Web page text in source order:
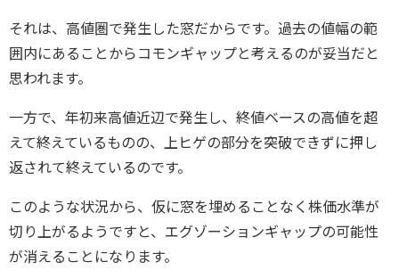
それは、高値圏で発生した窓だからです。過去の値幅の範
囲内にあることからコモンギャップと考えるのが妥当だと
思われます。
一方で、年初来高値近辺で発生し、終値ベースの高値を超
えて終えているものの、上ヒゲの部分を突破できずに押し
返されて終えているのです。
このような状況から、仮に窓を埋めることなく株価水準が
切り上がるようですと、エグゾーションギャップの可能性
が消えることになります。